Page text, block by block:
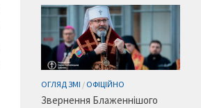
ОГЛЯД ЗМІ / ОФІЦІЙНО
Звернення Блаженнішого